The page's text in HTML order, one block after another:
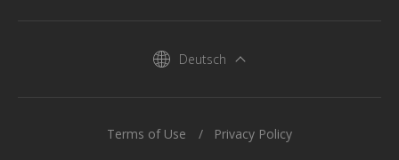
Deutsch
Terms of Use Privacy Policy